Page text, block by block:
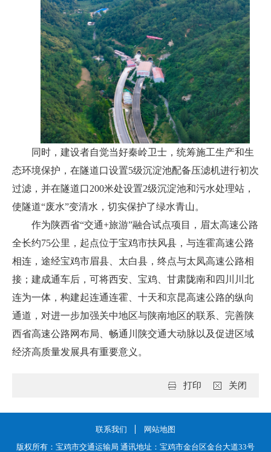
同时，建设者自觉当好秦岭卫士，统筹施工生产和生
态环境保护，在隧道口设置5级沉淀池配备压滤机进行初次
过滤，并在隧道口200米处设置2级沉淀池和污水处理站，
使隧道“废水”变清水，切实保护了绿水青山。
作为陕西省“交通+旅游”融合试点项目，眉太高速公路
全长约75公里，起点位于宝鸡市扶风县，与连霍高速公路
相连，途经宝鸡市眉县、太白县，终点与太凤高速公路相
接；建成通车后，可将西安、宝鸡、甘肃陇南和四川川北
连为一体，构建起连通连霍、十天和京昆高速公路的纵向
通道，对进一步加强关中地区与陕南地区的联系、完善陕
西省高速公路网布局、畅通川陕交通大动脉以及促进区域
经济高质量发展具有重要意义。
关闭
打印
联系我们
网站地图
版权所有：宝鸡市交通运输局 通讯地址：宝鸡市金台区金台大道33号